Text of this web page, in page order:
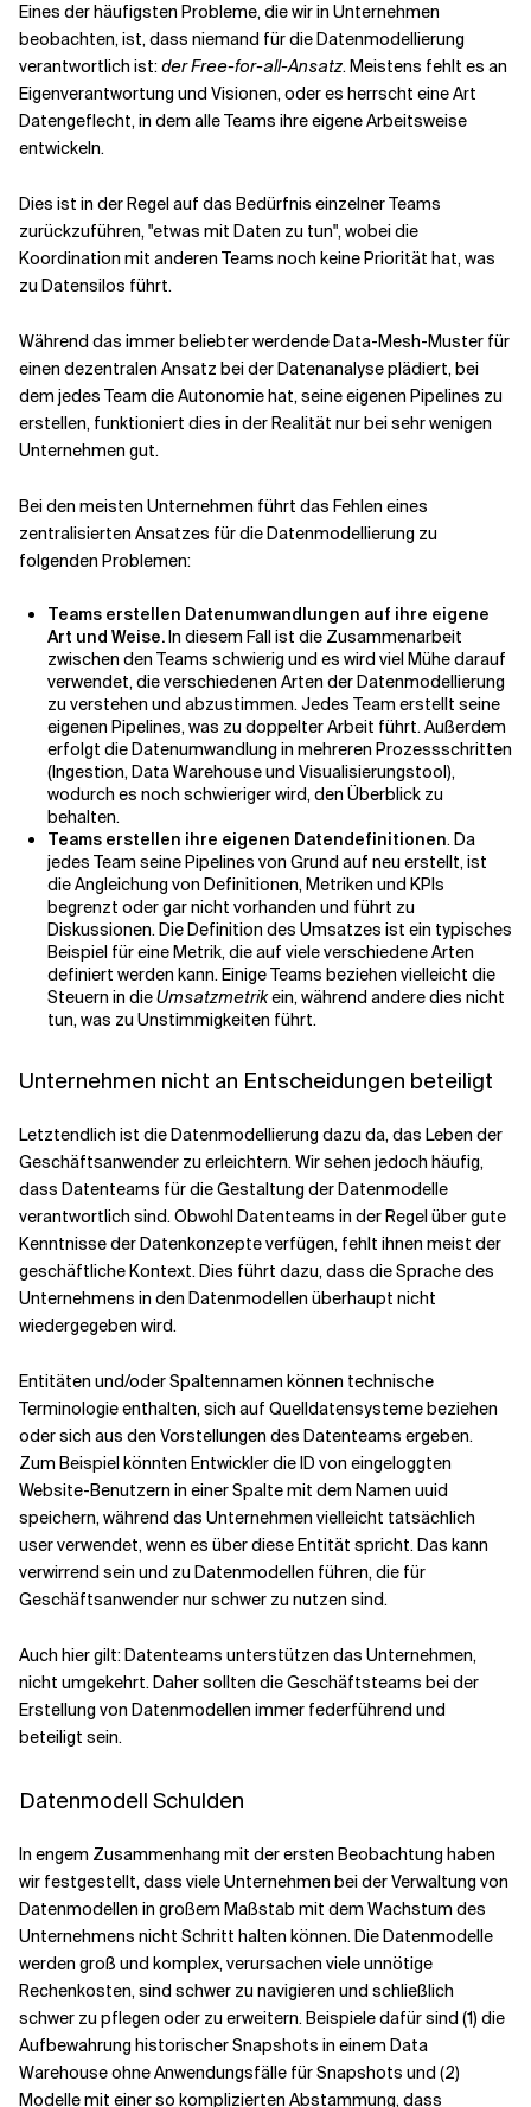
Eines der häufigsten Probleme, die wir in Unternehmen
beobachten, ist, dass niemand für die Datenmodellierung
verantwortlich ist:der Free-for-all-Ansatz. Meistens fehlt es an
Eigenverantwortung und Visionen, oder es herrscht eine Art
Datengeflecht, in dem alle Teams ihre eigene Arbeitsweise
entwickeln.
Dies ist in der Regel auf das Bedürfnis einzelner Teams
zurückzuführen, "etwas mit Daten zu tun", wobei die
Koordination mit anderen Teams noch keine Priorität hat, was
zu Datensilos führt.
Während das immer beliebter werdende Data-Mesh-Muster für
einen dezentralen Ansatz bei der Datenanalyse plädiert, bei
dem jedes Team die Autonomie hat, seine eigenen Pipelines zu
erstellen, funktioniert dies in der Realität nur bei sehr wenigen
Unternehmen gut.
Bei den meisten Unternehmen führt das Fehlen eines
zentralisierten Ansatzes für die Datenmodellierung zu
folgenden Problemen:
Teams erstellen Datenumwandlungen auf ihre eigene
Art und Weise.In diesem Fall ist die Zusammenarbeit
zwischen den Teams schwierig und es wird viel Mühe darauf
verwendet, die verschiedenen Arten der Datenmodellierung
zu verstehen und abzustimmen. Jedes Team erstellt seine
eigenen Pipelines, was zu doppelter Arbeit führt. Außerdem
erfolgt die Datenumwandlung in mehreren Prozessschritten
(Ingestion, Data Warehouse und Visualisierungstool),
wodurch es noch schwieriger wird, den Überblick zu
behalten.
Teams erstellen ihre eigenen Datendefinitionen. Da
jedes Team seine Pipelines von Grund auf neu erstellt, ist
die Angleichung von Definitionen, Metriken und KPIs
begrenzt oder gar nicht vorhanden und führt zu
Diskussionen. Die Definition des Umsatzes ist ein typisches
Beispiel für eine Metrik, die auf viele verschiedene Arten
definiert werden kann. Einige Teams beziehen vielleicht die
Steuern in dieUmsatzmetrikein, während andere dies nicht
tun, was zu Unstimmigkeiten führt.
Unternehmen nicht an Entscheidungen beteiligt
Letztendlich ist die Datenmodellierung dazu da, das Leben der
Geschäftsanwender zu erleichtern. Wir sehen jedoch häufig,
dass Datenteams für die Gestaltung der Datenmodelle
verantwortlich sind. Obwohl Datenteams in der Regel über gute
Kenntnisse der Datenkonzepte verfügen, fehlt ihnen meist der
geschäftliche Kontext. Dies führt dazu, dass die Sprache des
Unternehmens in den Datenmodellen überhaupt nicht
wiedergegeben wird.
Entitäten und/oder Spaltennamen können technische
Terminologie enthalten, sich auf Quelldatensysteme beziehen
oder sich aus den Vorstellungen des Datenteams ergeben.
Zum Beispiel könnten Entwickler die ID von eingeloggten
Website-Benutzern in einer Spalte mit dem Namen uuid
speichern, während das Unternehmen vielleicht tatsächlich
userverwendet, wenn es über diese Entität spricht. Das kann
verwirrend sein und zu Datenmodellen führen, die für
Geschäftsanwender nur schwer zu nutzen sind.
Auch hier gilt: Datenteams unterstützen das Unternehmen,
nicht umgekehrt. Daher sollten die Geschäftsteams bei der
Erstellung von Datenmodellen immer federführend und
beteiligt sein.
Datenmodell Schulden
In engem Zusammenhang mit der ersten Beobachtung haben
wir festgestellt, dass viele Unternehmen bei der Verwaltung von
Datenmodellen in großem Maßstab mit dem Wachstum des
Unternehmens nicht Schritt halten können. Die Datenmodelle
werden groß und komplex, verursachen viele unnötige
Rechenkosten, sind schwer zu navigieren und schließlich
schwer zu pflegen oder zu erweitern. Beispiele dafür sind (1) die
Aufbewahrung historischer Snapshots in einem Data
Warehouse ohne Anwendungsfälle für Snapshots und (2)
Modelle mit einer so komplizierten Abstammung, dass